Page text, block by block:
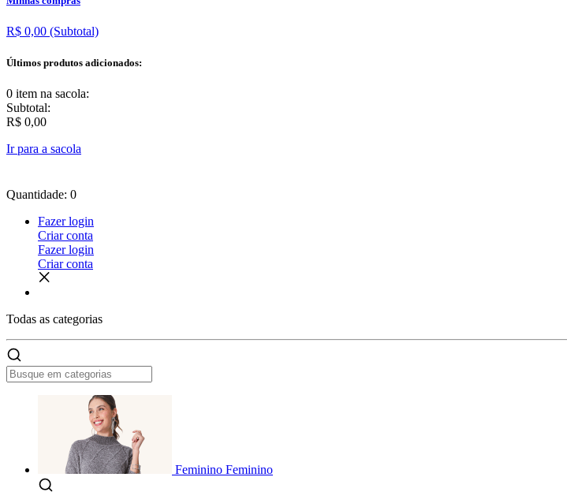
R$ 0,00 (Subtotal)
Últimos produtos adicionados:
0 item na sacola:
Subtotal:
R$ 0,00
Ir para a sacola
Quantidade: 0
Fazer login
Criar conta
Fazer login
Criar conta
Todas as categorias
Feminino Feminino